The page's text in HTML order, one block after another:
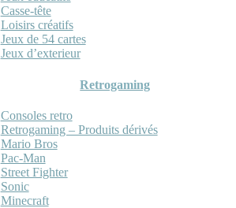
Casse-tête
Loisirs créatifs
Jeux de 54 cartes
Jeux d’exterieur
Retrogaming
Consoles retro
Retrogaming – Produits dérivés
Mario Bros
Pac-Man
Street Fighter
Sonic
Minecraft